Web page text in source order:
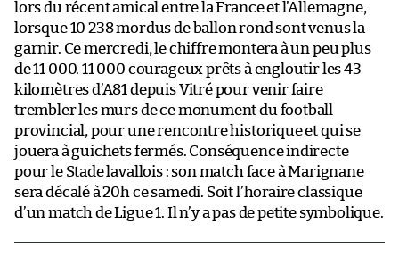
lors du récent amical entre la France et l’Allemagne,
lorsque 10 238 mordus de ballon rond sont venus la
garnir. Ce mercredi, le chiffre montera à un peu plus
de 11 000. 11 000 courageux prêts à engloutir les 43
kilomètres d’A81 depuis Vitré pour venir faire
trembler les murs de ce monument du football
provincial, pour une rencontre historique et qui se
jouera à guichets fermés. Conséquence indirecte
pour le Stade lavallois : son match face à Marignane
sera décalé à 20h ce samedi. Soit l’horaire classique
d’un match de Ligue 1. Il n’y a pas de petite symbolique.